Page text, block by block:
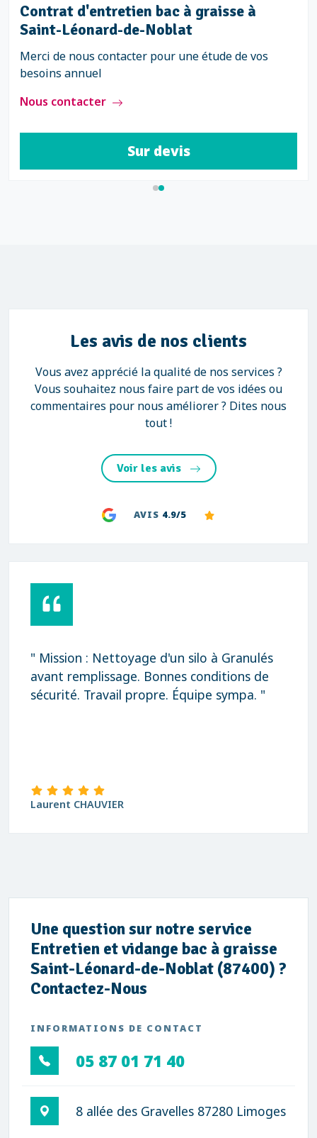
Contrat d'entretien bac à graisse à
Saint-Léonard-de-Noblat
Merci de nous contacter pour une étude de vos
besoins annuel
Nous contacter
Sur devis
Les avis de nos clients
Vous avez apprécié la qualité de nos services ?
Vous souhaitez nous faire part de vos idées ou
commentaires pour nous améliorer ? Dites nous
tout !
Voir les avis
AVIS 4.9/5
" Mission : Nettoyage d'un silo à Granulés
avant remplissage. Bonnes conditions de
sécurité. Travail propre. Équipe sympa. "
Laurent CHAUVIER
Une question sur notre service
Entretien et vidange bac à graisse
Saint-Léonard-de-Noblat (87400) ?
Contactez-Nous
INFORMATIONS DE CONTACT
05 87 01 71 40
8 allée des Gravelles 87280 Limoges